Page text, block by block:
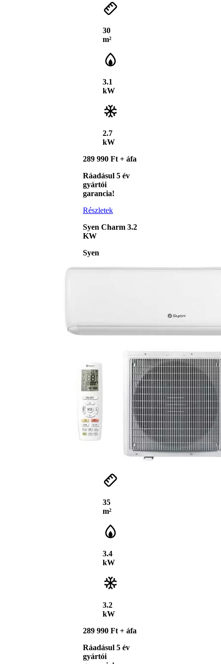
30
m²
3.1
kW
2.7
kW
289 990 Ft + áfa
Ráadásul 5 év
gyártói
garancia!
Részletek
Syen Charm 3.2
KW
Syen
35
m²
3.4
kW
3.2
kW
289 990 Ft + áfa
Ráadásul 5 év
gyártói